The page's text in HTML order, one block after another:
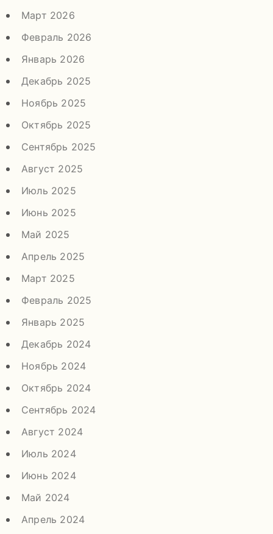
Март 2026
Февраль 2026
Январь 2026
Декабрь 2025
Ноябрь 2025
Октябрь 2025
Сентябрь 2025
Август 2025
Июль 2025
Июнь 2025
Май 2025
Апрель 2025
Март 2025
Февраль 2025
Январь 2025
Декабрь 2024
Ноябрь 2024
Октябрь 2024
Сентябрь 2024
Август 2024
Июль 2024
Июнь 2024
Май 2024
Апрель 2024